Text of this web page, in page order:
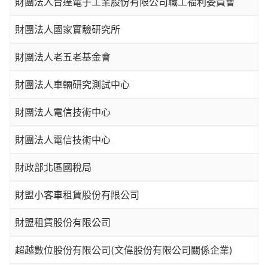
財團法人國家實驗研究所
財團法人老五老基金會
財團法人車輛研究測試中心
財團法人電信技術中心
財團法人電信技術中心
財政部北區國稅局
財盟小客車租賃股份有限公司
財盟租賃股份有限公司
超越數位股份有限公司(文偉股份有限公司關係企業)